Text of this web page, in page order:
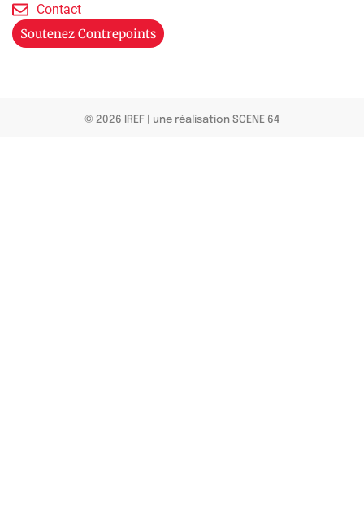
Contact
Soutenez Contrepoints
© 2026 IREF une réalisation SCENE 64